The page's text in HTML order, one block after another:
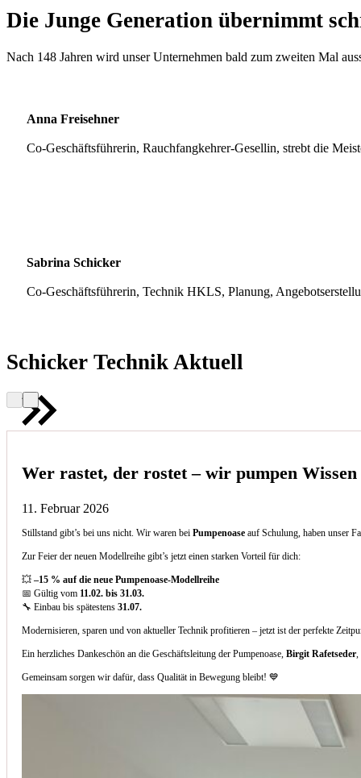
Die Junge Generation übernimmt
Nach 148 Jahren wird unser Unternehmen bald zum zweiten Mal
Anna Freisehner
Co-Geschäftsführerin, Rauchfangkehrer-Gesellin, strebt die
Sabrina Schicker
Co-Geschäftsführerin, Technik HKLS, Planung,
Schicker Technik Aktuell
Wer rastet, der rostet – wir pumpen
11. Februar 2026
Stillstand gibt’s bei uns nicht. Wir waren beiPumpenoase auf Schulung, haben unser
Zur Feier der neuen Modellreihe gibt’s jetzt einen starken Vorteil für dich:
💥–15 % auf die neue Pumpenoase-Modellreihe
📅 Gültig vom 11.02. bis 31.03.
🔧 Einbau bis spätestens31.07.
Modernisieren, sparen und von aktueller Technik profitieren – jetzt ist der perfekte
Ein herzliches Dankeschön an die Geschäftsleitung der Pumpenoase,Birgit Rafetseder
Gemeinsam sorgen wir dafür, dass Qualität in Bewegung bleibt! 💙